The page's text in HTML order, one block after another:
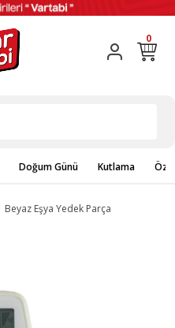
0
Doğum Günü Kutlama
Beyaz Eşya Yedek Parça